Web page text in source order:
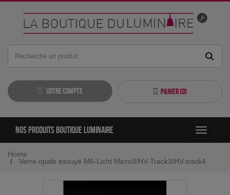
Votre compte Panier (0)
Toggle
Nos produits boutique luminaire
Home
Verre opale essuyé M6-Licht Micro3/HV-Track3/HV-track4